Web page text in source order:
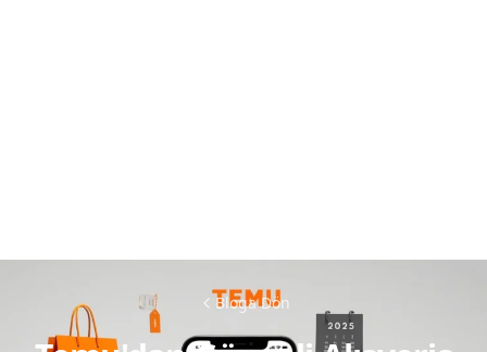
Bloga Dön